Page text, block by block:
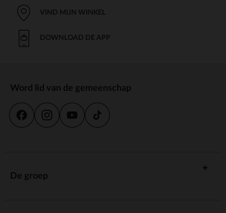
VIND MIJN WINKEL
DOWNLOAD DE APP
Word lid van de gemeenschap
De groep